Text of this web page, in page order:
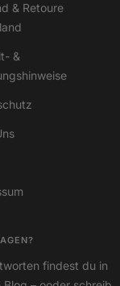
& Retoure
&
findest du in